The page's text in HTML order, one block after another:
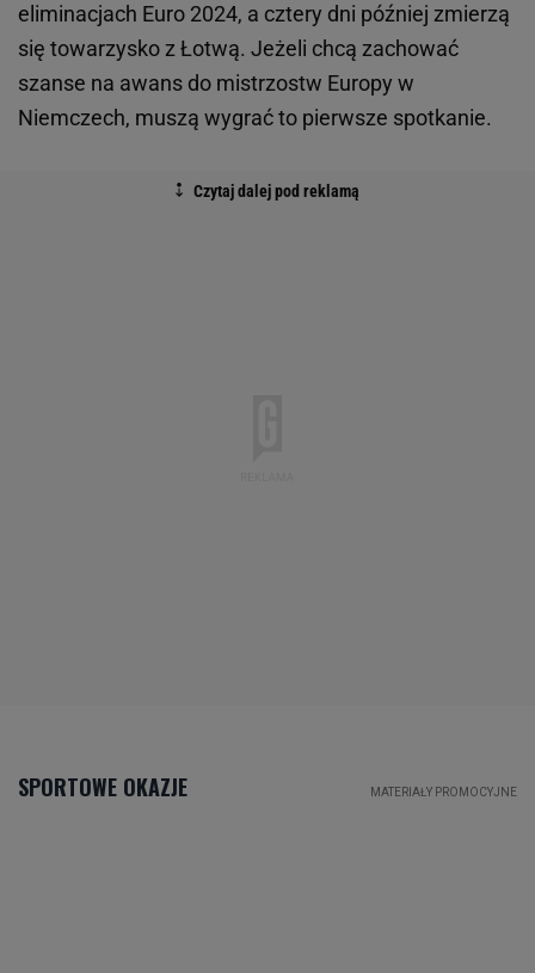
eliminacjach Euro 2024, a cztery dni później zmierzą
się towarzysko z Łotwą. Jeżeli chcą zachować
szanse na awans do mistrzostw Europy w
Niemczech, muszą wygrać to pierwsze spotkanie.